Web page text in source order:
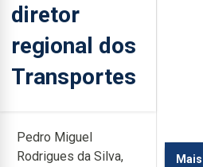
diretor
regional dos
Transportes
Pedro Miguel
Rodrigues da Silva,